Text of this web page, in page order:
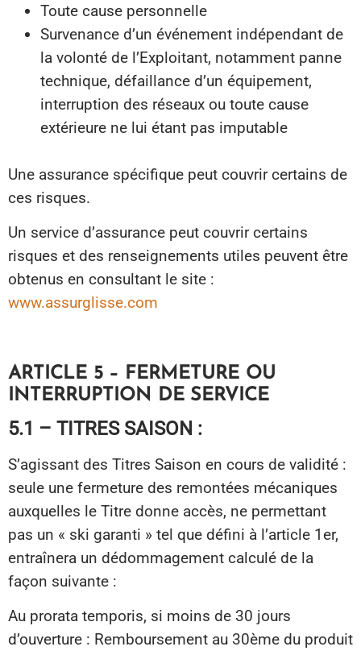
Toute cause personnelle
Survenance d’un événement indépendant de
la volonté de l’Exploitant, notamment panne
technique, défaillance d’un équipement,
interruption des réseaux ou toute cause
extérieure ne lui étant pas imputable
Une assurance spécifique peut couvrir certains de
ces risques.
Un service d’assurance peut couvrir certains
risques et des renseignements utiles peuvent être
obtenus en consultant le site :
www.assurglisse.com
ARTICLE 5 – FERMETURE OU
INTERRUPTION DE SERVICE
5.1 – TITRES SAISON :
S’agissant des Titres Saison en cours de validité :
seule une fermeture des remontées mécaniques
auxquelles le Titre donne accès, ne permettant
pas un « ski garanti » tel que défini à l’article 1er,
entraînera un dédommagement calculé de la
façon suivante :
Au prorata temporis, si moins de 30 jours
d’ouverture : Remboursement au 30ème du produit